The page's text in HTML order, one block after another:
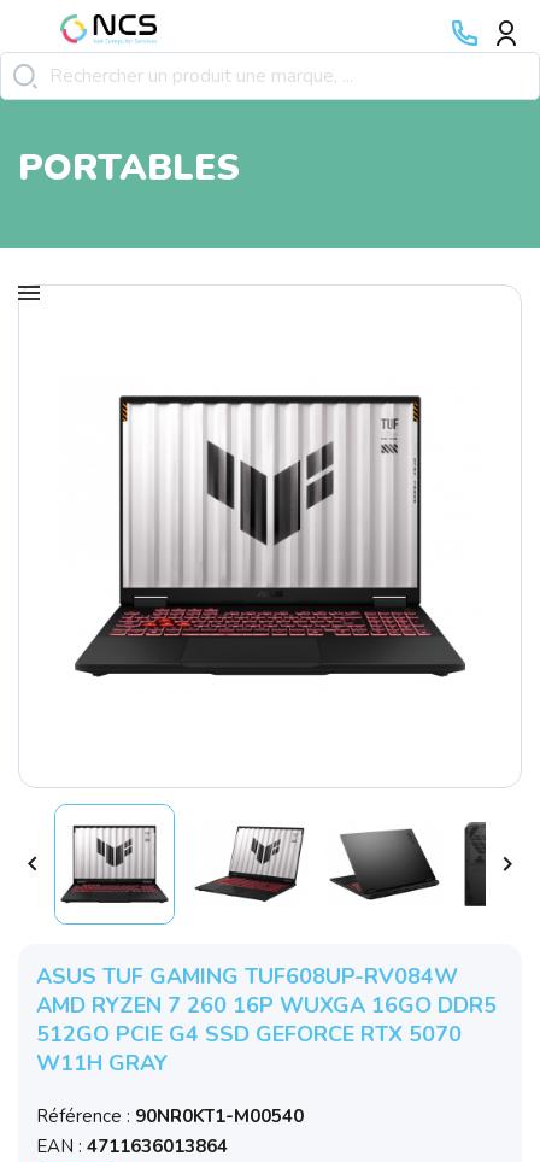
PORTABLES
 
ASUS TUF GAMING TUF608UP-RV084W
AMD RYZEN 7 260 16P WUXGA 16GO DDR5
512GO PCIE G4 SSD GEFORCE RTX 5070
W11H GRAY
Référence : 90NR0KT1-M00540
EAN : 4711636013864